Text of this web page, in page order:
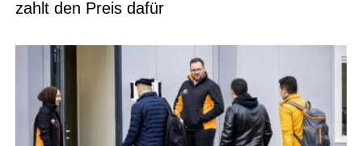
zahlt den Preis dafür